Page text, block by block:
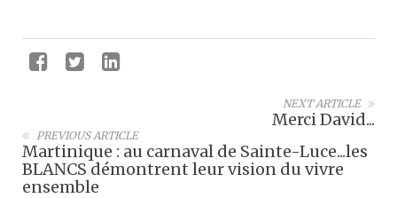
NEXT ARTICLE
Merci David...
PREVIOUS ARTICLE
Martinique : au carnaval de Sainte-Luce...les
BLANCS démontrent leur vision du vivre
ensemble